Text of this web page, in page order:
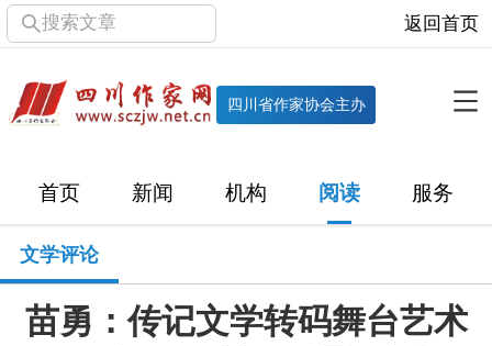
搜索文章 返回首页
四川省作家协会主办
首页 新闻 机构 阅读 服务
机构
直属单位 团体会员 主管社团 专门委员会
历届主席团
新闻
文学评论
苗勇：传记文学转码舞台艺术